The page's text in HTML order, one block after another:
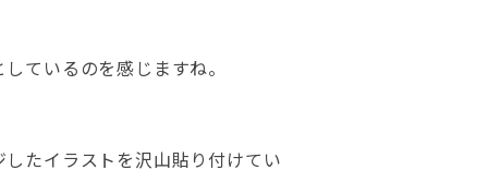
ているのを感じますね。
たイラストを沢山貼り付けてい